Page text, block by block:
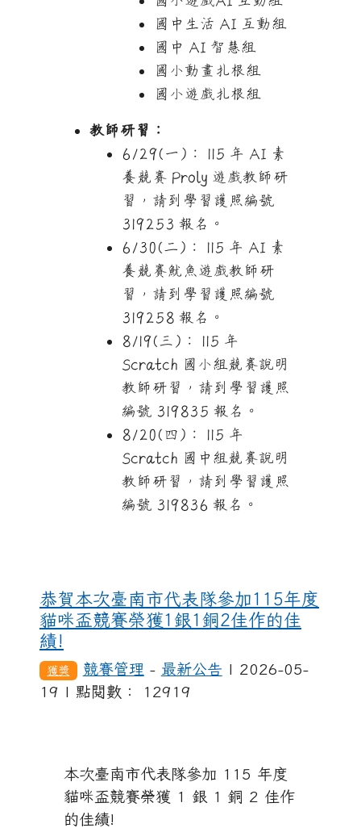
國中生活 AI 互動組
國中 AI 智慧組
國小動畫扎根組
國小遊戲扎根組
教師研習：
6/29(一)： 115 年 AI 素
養競賽 Proly 遊戲教師研
習，請到學習護照編號
319253 報名。
6/30(二)： 115 年 AI 素
養競賽魷魚遊戲教師研
習，請到學習護照編號
319258 報名。
8/19(三)： 115 年
Scratch 國小組競賽說明
教師研習，請到學習護照
編號 319835 報名。
8/20(四)： 115 年
Scratch 國中組競賽說明
教師研習，請到學習護照
編號 319836 報名。
恭賀本次臺南市代表隊參加115年度
貓咪盃競賽榮獲1銀1銅2佳作的佳
績!
獲獎 競賽管理 - 最新公告 | 2026-05-
19 | 點閱數： 12919
本次臺南市代表隊參加 115 年度
貓咪盃競賽榮獲 1 銀 1 銅 2 佳作
的佳績!